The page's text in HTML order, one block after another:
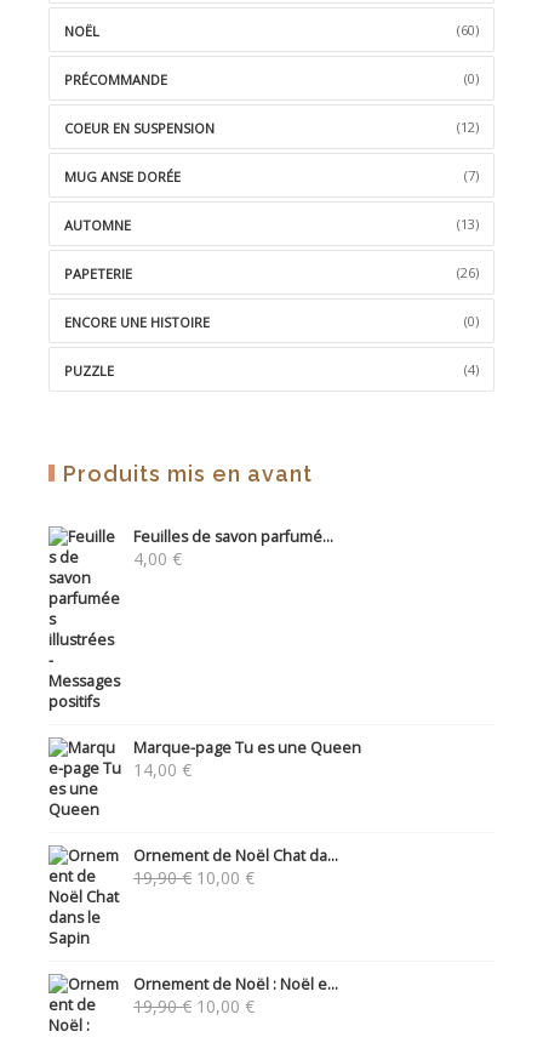
NOËL (60)
PRÉCOMMANDE (0)
COEUR EN SUSPENSION (12)
MUG ANSE DORÉE (7)
AUTOMNE (13)
PAPETERIE (26)
ENCORE UNE HISTOIRE (0)
PUZZLE (4)
Produits mis en avant
Feuilles de savon parfumé...
4,00 €
Marque-page Tu es une Queen
14,00 €
Ornement de Noël Chat da...
19,90€ Le
10,00 €Le
Ornement de Noël : Noël e...
19,90€ Le
10,00 €Le